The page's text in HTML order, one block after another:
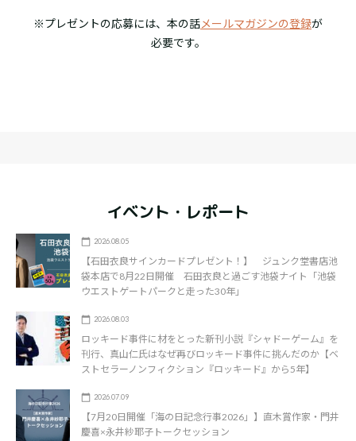
※プレゼントの応募には、本の話メールマガジンの登録が
必要です。
イベント・レポート
2026.08.05
【石田衣良サインカードプレゼント！】 ジュンク堂書店池
袋本店で8月22日開催 石田衣良と過ごす池袋ナイト「池袋
ウエストゲートパークと走った30年」
2026.08.03
ロッキード事件に材をとった新刊小説『シャドーゲーム』を
刊行、真山仁氏はなぜ再びロッキード事件に挑んだのか【ベ
ストセラーノンフィクション『ロッキード』から5年】
2026.07.09
【7月20日開催「海の日記念行事2026」】直木賞作家・門井
慶喜×永井紗耶子トークセッション